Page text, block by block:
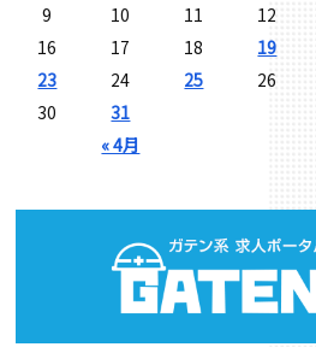
« 4月
9
10 11 12
16
17 18 19
23
24 25 26
30
31